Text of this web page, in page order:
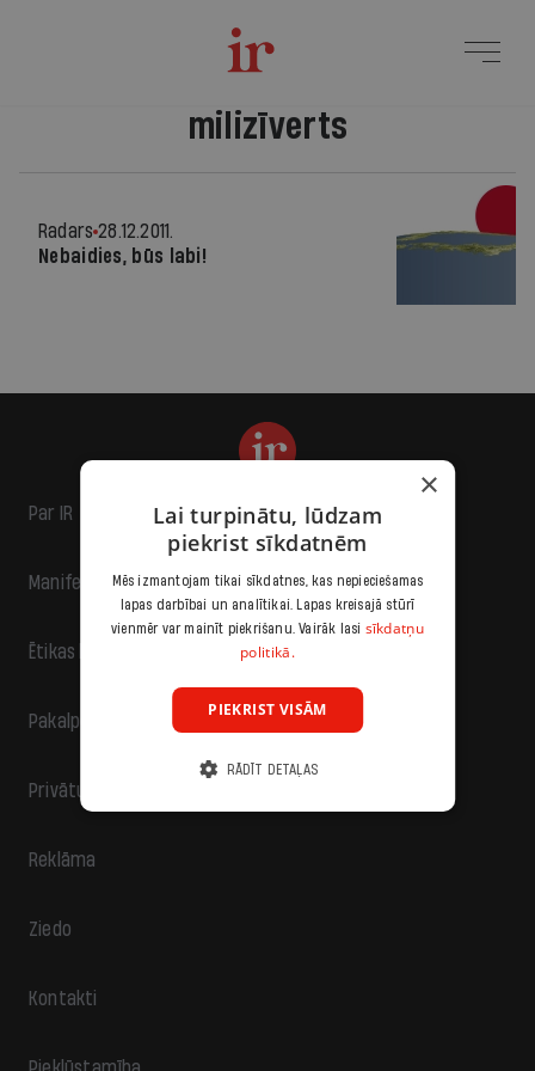
milizīverts
Radars 28.12.2011.
Nebaidies, būs labi!
Par IR
Manifests
Ētikas kodekss
Pakalpojumu sniegšanas noteikumi
Privātuma politika
Reklāma
Ziedo
Kontakti
×
Lai turpinātu, lūdzam
piekrist sīkdatnēm
Mēs izmantojam tikai sīkdatnes, kas nepieciešamas
lapas darbībai un analītikai. Lapas kreisajā stūrī
vienmēr var mainīt piekrišanu. Vairāk lasi sīkdatņu
politikā.
PIEKRIST VISĀM
RĀDĪT DETAĻAS